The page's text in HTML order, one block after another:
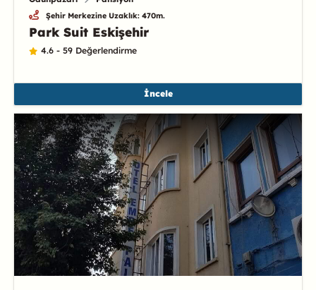
Şehir Merkezine Uzaklık: 470m.
Park Suit Eskişehir
4.6 - 59 Değerlendirme
İncele